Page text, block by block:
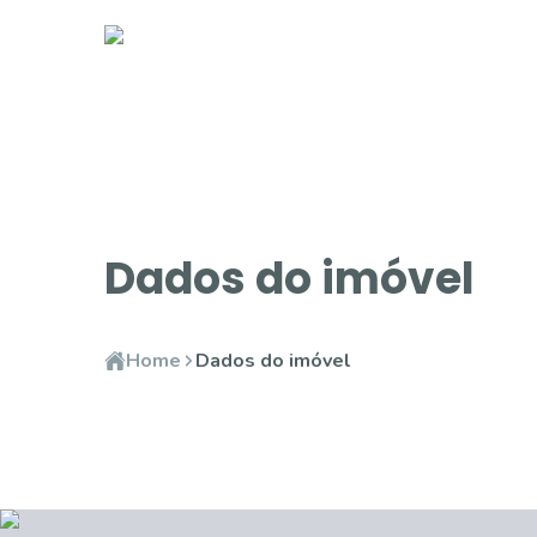
Dados do imóvel
Home Dados do imóvel